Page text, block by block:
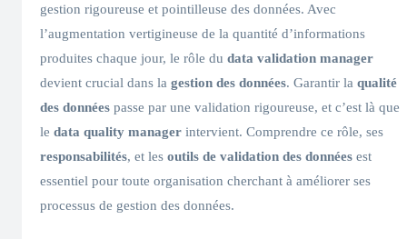
gestion rigoureuse et pointilleuse des données. Avec
l’augmentation vertigineuse de la quantité d’informations
produites chaque jour, le rôle du data validation manager
devient crucial dans la gestion des données. Garantir la qualité
des données passe par une validation rigoureuse, et c’est là que
le data quality manager intervient. Comprendre ce rôle, ses
responsabilités, et les outils de validation des données est
essentiel pour toute organisation cherchant à améliorer ses
processus de gestion des données.